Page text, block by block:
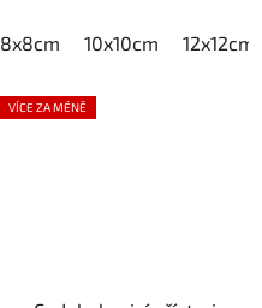
15x15cm 20x20cm
8x8cm 10x10cm 12x12cm
VÍCE ZA MÉNĚ